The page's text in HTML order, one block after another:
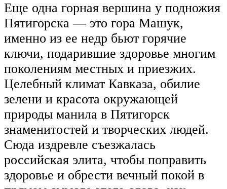
Еще одна горная вершина у подножия
Пятигорска — это гора Машук,
именно из ее недр бьют горячие
ключи, подарившие здоровье многим
поколениям местных и приезжих.
Целебный климат Кавказа, обилие
зелени и красота окружающей
природы манила в Пятигорск
знаменитостей и творческих людей.
Сюда издревле съезжалась
российская элита, чтобы поправить
здоровье и обрести вечный покой в